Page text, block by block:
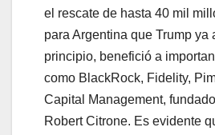
el rescate de hasta 40 mil
para Argentina que Trump ya
principio, benefició a
como BlackRock, Fidelity,
Capital Management,
Robert Citrone. Es evidente